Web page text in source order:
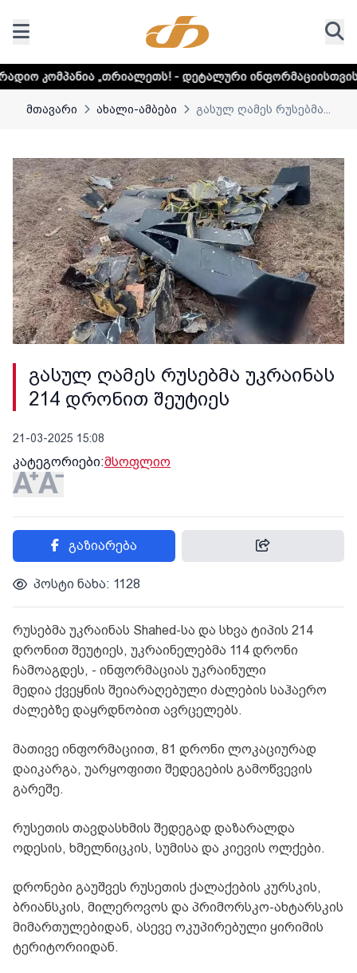
- დეტალური ინფორმაციისთვის დააკლიკეთ
მთავარი ახალი-ამბები გასულ ღამეს რუსებმა...
გასულ ღამეს რუსებმა უკრაინას
214 დრონით შეუტიეს
21-03-2025 15:08
კატეგორიები:მსოფლიო
გაზიარება
პოსტი ნახა: 1128
რუსებმა უკრაინას Shahed-სა და სხვა ტიპის 214
დრონით შეუტიეს, უკრაინელებმა 114 დრონი
ჩამოაგდეს, - ინფორმაციას უკრაინული
მედია ქვეყნის შეიარაღებული ძალების საჰაერო
ძალებზე დაყრდნობით ავრცელებს.
მათივე ინფორმაციით, 81 დრონი ლოკაციურად
დაიკარგა, უარყოფითი შედეგების გამოწვევის
გარეშე.
რუსეთის თავდასხმის შედეგად დაზარალდა
ოდესის, ხმელნიცკის, სუმისა და კიევის ოლქები.
დრონები გაუშვეს რუსეთის ქალაქების კურსკის,
ბრიანსკის, მილეროვოს და პრიმორსკო-ახტარსკის
მიმართულებიდან, ასევე ოკუპირებული ყირიმის
ტერიტორიიდან.